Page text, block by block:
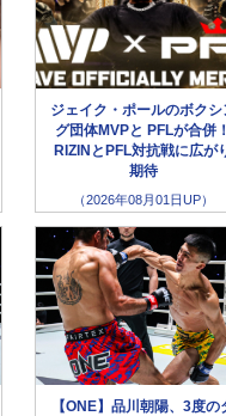
ジェイク・ポールのボクシ
グ団体MVPと PFLが合併！
RIZINとPFL対抗戦に広が
期待
（2026年08月01日UP）
【ONE】品川朝陽、3度の